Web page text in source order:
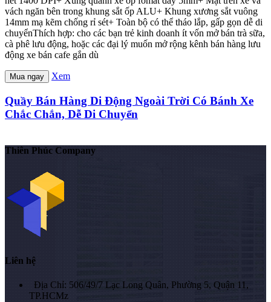
vách ngăn bên trong khung sắt ốp ALU+ Khung xương sắt vuông
14mm mạ kẽm chống rỉ sét+ Toàn bộ có thể tháo lắp, gấp gọn dễ di
chuyểnThích hợp: cho các bạn trẻ kinh doanh ít vốn mở bán trà sữa,
cà phê lưu động, hoặc các đại lý muốn mở rộng kênh bán hàng lưu
động xe bán cafe gắn dù
Mua ngay Xem
Quầy Bán Hàng Di Động Ngoài Trời Có Bánh Xe
Chắc Chắn, Dễ Di Chuyển
Thiên Phúc Company
Liên hệ
Địa Chỉ: 506/49/7 Lạc Long Quân, Phường 5, Quận 11,
TP.HCMz